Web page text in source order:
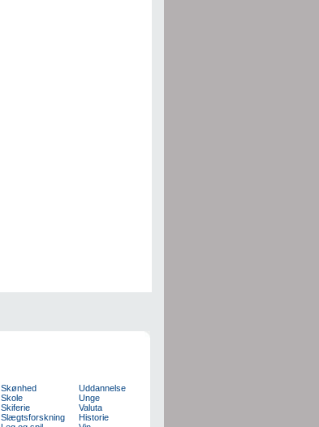
Skønhed
Skole
Skiferie
Slægtsforskning
Uddannelse
Unge
Valuta
Historie